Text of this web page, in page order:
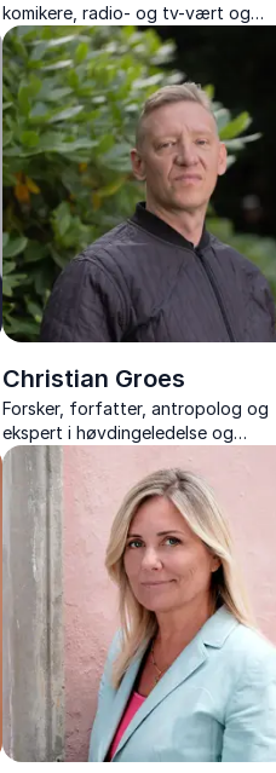
komikere, radio- og tv-vært og
formidler, gør humor til et vigtigt
værktøj i hverdagen og kulturen på
arbejdspladsen.
Christian Groes
Forsker, forfatter, antropolog og
ekspert i høvdingeledelse og
neurodiversitet.